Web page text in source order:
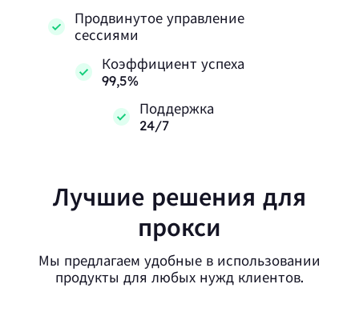
Продвинутое управление
сессиями
Коэффициент успеха
99,5%
Поддержка
24/7
Лучшие решения для
прокси
Мы предлагаем удобные в использовании
продукты для любых нужд клиентов.